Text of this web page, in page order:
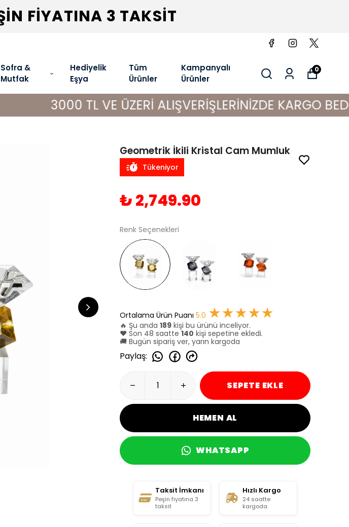
FİYATINA 3 TAKSİT
Sofra &
Mutfak
Hediyelik
Eşya
Tüm
Ürünler
Kampanyalı
Ürünler
0
TL VE ÜZERİ ALIŞVERİŞLERİNİZDE KARGO BEDAVA!
Geometrik İkili Kristal Cam Mumluk
Tükeniyor
₺ 2,749.90
Renk Seçenekleri
Ortalama Ürün Puanı 5.0 ★★★★★
🔥 Şu anda 189 kişi bu ürünü inceliyor.
❤️ Son 48 saatte140 kişi sepetine ekledi.
🚚 Bugün sipariş ver, yarın kargoda
Paylaş:
SEPETE EKLE
HEMEN AL
WHATSAPP
Taksit İmkanı
Peşin fiyatına 3
taksit
Hızlı Kargo
24 saatte
kargoda.